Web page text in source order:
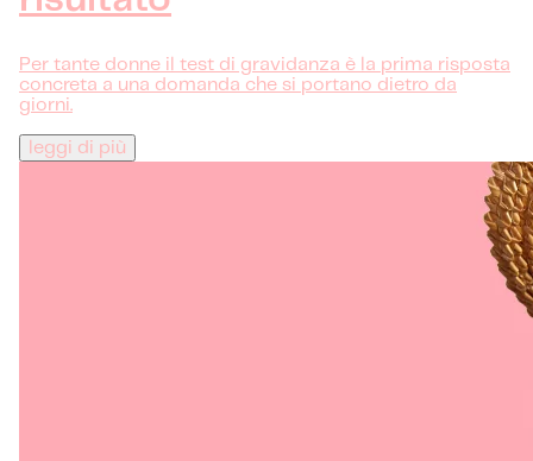
Per tante donne il test di gravidanza è la prima risposta
concreta a una domanda che si portano dietro da
giorni.
leggi di più